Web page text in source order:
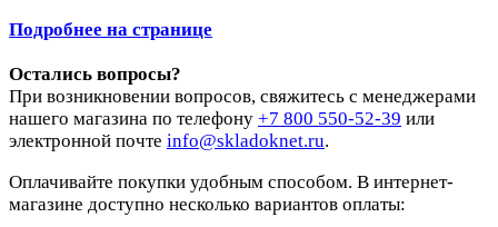
Подробнее на странице
Остались вопросы?
При возникновении вопросов, свяжитесь с менеджерами
нашего магазина по телефону +7 800 550-52-39 или
электронной почте info@skladoknet.ru.
Оплачивайте покупки удобным способом. В интернет-
магазине доступно несколько вариантов оплаты: